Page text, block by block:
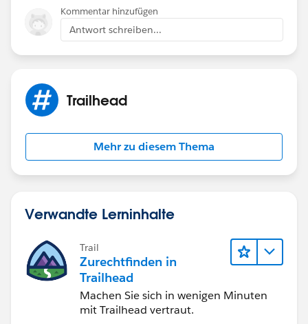
Kommentar hinzufügen
Antwort schreiben...
Trailhead
Mehr zu diesem Thema
Verwandte Lerninhalte
Trail
Zurechtfinden in
Trailhead
Machen Sie sich in wenigen Minuten
mit Trailhead vertraut.